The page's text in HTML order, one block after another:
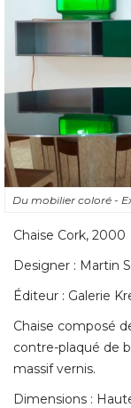
Du mobilier coloré -
Chaise Cork, 2000
Designer : Martin
Éditeur : Galerie
Chaise composé
contre-plaqué de
massif vernis.
Dimensions :